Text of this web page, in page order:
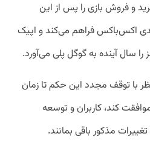
و فروش بازی را پس از این
اکس‌باکس فراهم می‌کند و اپیک
سال آینده به گوگل پلی می‌آورد.
با توقف مجدد این حکم تا زمان
کند، کاربران و توسعه
مذکور باقی بمانند.